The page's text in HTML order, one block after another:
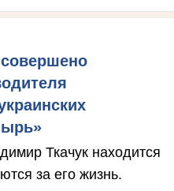
Ткачук находится
за его жизнь.